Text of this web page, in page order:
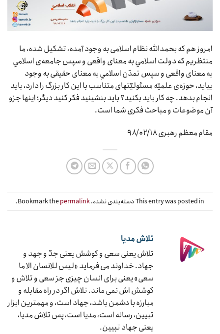
امروز هم که بحمدالله نظام اسلامی به وجود آمده، تشکیل شده، ما
منتظریم که دولت اسلامیِ به معنای واقعی و سپس جامعه‌ی اسلامیِ
به معنای واقعی و سپس تمدّن اسلامیِ به معنای حقیقی به وجود
بیاید، حوزه‌ی علمیّه مسئولیّتهای متناسب با این کار بزرگ را دارد، باید
انجام بدهد. چه کار باید بکنید؟ باید بنشینید فکر کنید دیگر؛ اینها جزو
آن موضوعات و مباحث فکری شما است.
مقام معظم رهبری ۹۸/۰۲/۱۸
This entry was posted in دسته‌بندی نشده. Bookmark the permalink
.
تلاش مدیا
تلاش یعنی سعی و کوشش یعنی جدّ و جهد و
جهاد. خداوند می فرماید «لیس للانسان الا ما
سعی» یعنی برای انسان چیزی جز سعی و تلاش و
کوشش اش نمی ماند. تلاش اگر در راه مقابله و
مبارزه با دشمن باشد، جهاد است، و مهمترین ابزار
تبیین، رسانه است، مدیا است، پس تلاش مدیا،
یعنی جهاد تبیین.